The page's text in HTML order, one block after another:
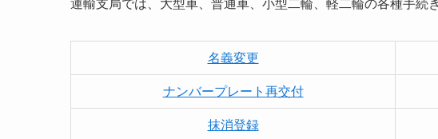
運輸支局では、大型車、普通車、小型二輪、軽二輪の各種手続
名義変更
ナンバープレート再交付
抹消登録